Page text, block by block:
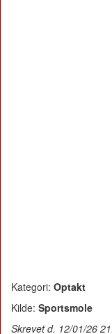
Kategori: Optakt
Kilde: Sportsmole
Skrevet d. 12/01/26